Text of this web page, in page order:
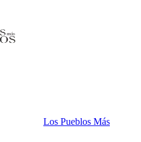
Los Pueblos Más